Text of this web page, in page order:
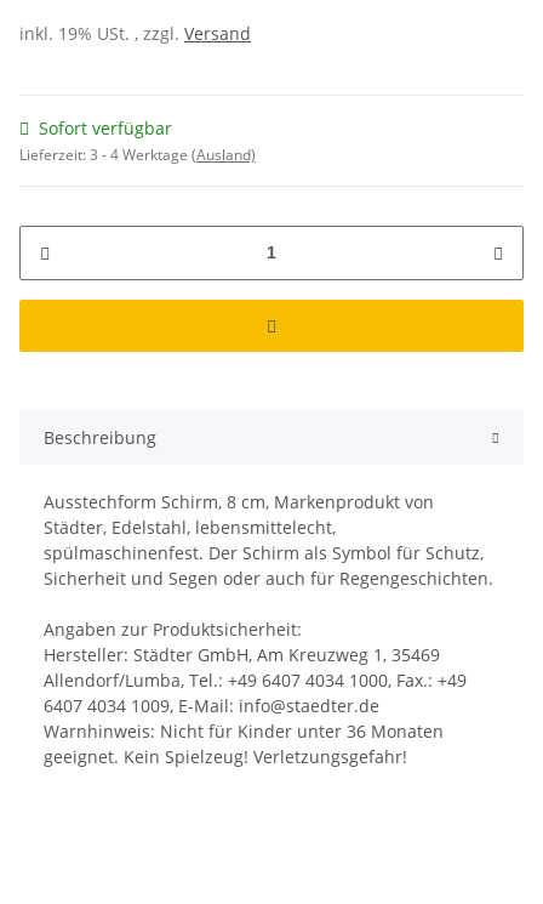
inkl. 19% USt. , zzgl. Versand
Sofort verfügbar
Lieferzeit:3 - 4 Werktage (Ausland)
Beschreibung
Ausstechform Schirm, 8 cm, Markenprodukt von
Städter, Edelstahl, lebensmittelecht,
spülmaschinenfest. Der Schirm als Symbol für Schutz,
Sicherheit und Segen oder auch für Regengeschichten.
Angaben zur Produktsicherheit:
Hersteller: Städter GmbH, Am Kreuzweg 1, 35469
Allendorf/Lumba, Tel.: +49 6407 4034 1000, Fax.: +49
6407 4034 1009, E-Mail: info@staedter.de
Warnhinweis: Nicht für Kinder unter 36 Monaten
geeignet. Kein Spielzeug! Verletzungsgefahr!